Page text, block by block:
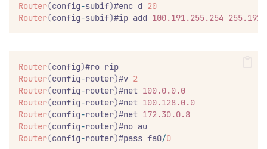
Router(config-subif)#enc d 20
Router(config-subif)#ip add 100.191.255.254
Router(config)#ro rip
Router(config-router)#v 2
Router(config-router)#net 100.0.0.0
Router(config-router)#net 100.128.0.0
Router(config-router)#net 172.30.0.8
Router(config-router)#no au
Router(config-router)#pass fa0/0